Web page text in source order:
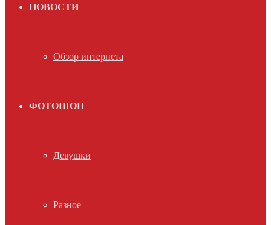
НОВОСТИ
Обзор интернета
ФОТОШОП
Девушки
Разное